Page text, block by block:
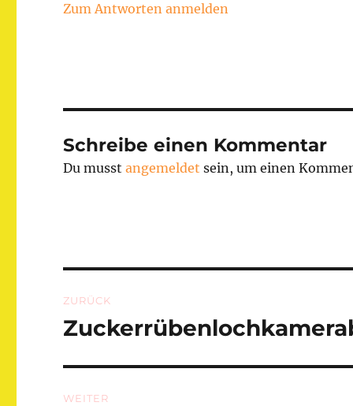
Zum Antworten anmelden
Schreibe einen Kommentar
Du musstangemeldet sein, um einen
ZURÜCK
Vorheriger
WEITER